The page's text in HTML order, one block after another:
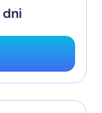
dni